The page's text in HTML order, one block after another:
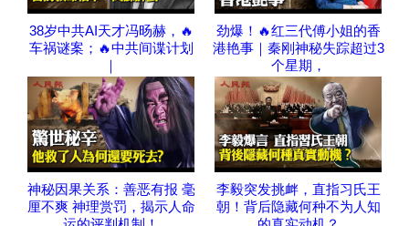
38岁中共AI天才冯旸赫，🔥
车祸谜案；🔥中共间谍计划
｜
劲爆！🔥红三代傅小姐的香
港艳事｜秦刚神秘失踪超过3
个星期，
神秘因果关系：善恶有报 毫
厘不爽 神理赏罚，揭示人命
李毅突发挑衅，直指习氏王
朝！背后隐藏何种不为人知